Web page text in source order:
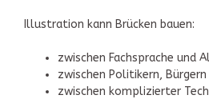
Illustration kann Brücken bauen:
zwischen Fachsprache und
zwischen Politikern, Bürgern
zwischen komplizierter